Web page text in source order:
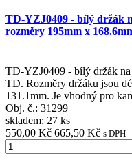
TD-YZJ0409 - bílý držák
rozměry 195mm x
TD-YZJ0409 - bílý držák na
TD. Rozměry držáku jsou
131.1mm. Je vhodný pro
Obj. č.: 31299
skladem: 27 ks
550,00 Kč 665,50 Kč s DPH